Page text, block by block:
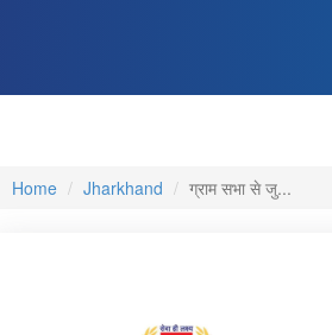
Home Jharkhand ग्राम सभा से जु...